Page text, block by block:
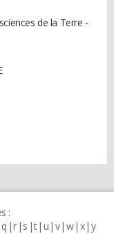
de la Terre -
:
q r s t u v w x y